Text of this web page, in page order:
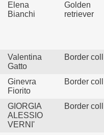
Elena
Bianchi
Golden
retriever
Valentina
Gatto
Border
Ginevra
Fiorito
Border
GIORGIA
ALESSIO
VERNI'
Border